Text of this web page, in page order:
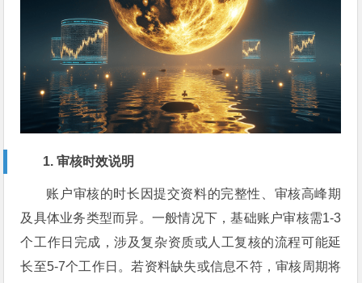
1. 审核时效说明
账户审核的时长因提交资料的完整性、审核高峰期
及具体业务类型而异。一般情况下，基础账户审核需1-3
个工作日完成，涉及复杂资质或人工复核的流程可能延
长至5-7个工作日。若资料缺失或信息不符，审核周期将